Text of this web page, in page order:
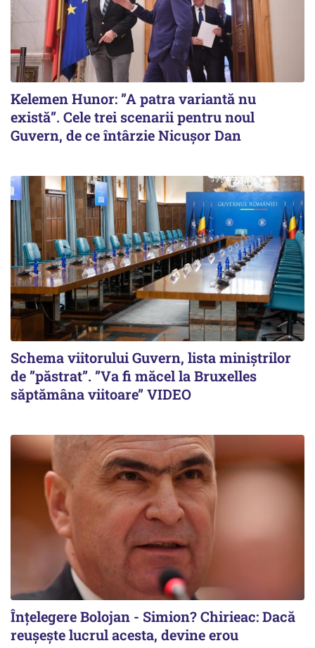
Kelemen Hunor: ”A patra variantă nu
există”. Cele trei scenarii pentru noul
Guvern, de ce întârzie Nicușor Dan
Schema viitorului Guvern, lista miniștrilor
de ”păstrat”. ”Va fi măcel la Bruxelles
săptămâna viitoare” VIDEO
Înțelegere Bolojan - Simion? Chirieac: Dacă
reușește lucrul acesta, devine erou